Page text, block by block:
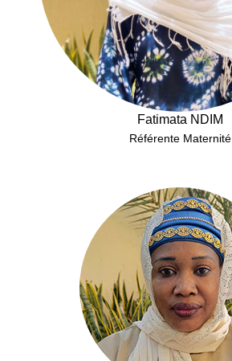
Fatimata NDIM
Référente Maternité